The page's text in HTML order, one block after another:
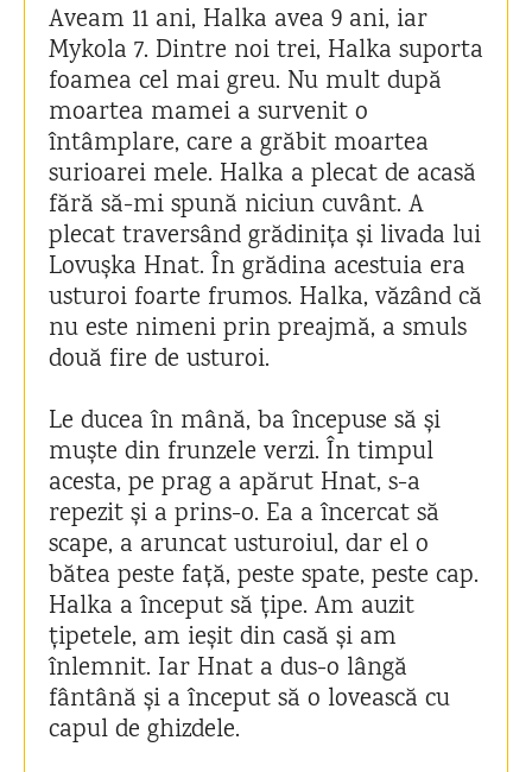
Aveam 11 ani, Halka avea 9 ani, iar
Mykola 7. Dintre noi trei, Halka suporta
foamea cel mai greu. Nu mult după
moartea mamei a survenit o
întâmplare, care a grăbit moartea
surioarei mele. Halka a plecat de acasă
fără să-mi spună niciun cuvânt. A
plecat traversând grădinița și livada lui
Lovușka Hnat. În grădina acestuia era
usturoi foarte frumos. Halka, văzând că
nu este nimeni prin preajmă, a smuls
două fire de usturoi.
Le ducea în mână, ba începuse să și
muște din frunzele verzi. În timpul
acesta, pe prag a apărut Hnat, s-a
repezit și a prins-o. Ea a încercat să
scape, a aruncat usturoiul, dar el o
bătea peste față, peste spate, peste cap.
Halka a început să țipe. Am auzit
țipetele, am ieșit din casă și am
înlemnit. Iar Hnat a dus-o lângă
fântână și a început să o lovească cu
capul de ghizdele.